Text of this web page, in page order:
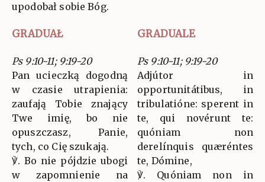
upodobał sobie Bóg.
GRADUAŁ GRADUALE
Ps 9:10-11; 9:19-20
Pan ucieczką dogodną
w czasie utrapienia:
zaufają Tobie znający
Twe imię, bo nie
opuszczasz, Panie,
tych, co Cię szukają.
℣. Bo nie pójdzie ubogi
w zapomnienie na
Ps 9:10-11; 9:19-20
Adjútor in
opportunitátibus, in
tribulatióne: sperent in
te, qui novérunt te:
quóniam non
derelínquis quæréntes
te, Dómine,
℣. Quóniam non in